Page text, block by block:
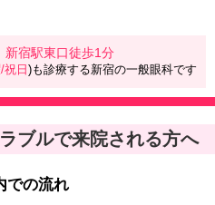
新宿駅東口徒歩1分
祝日 )も診療する新宿の一般眼科です
ブルで来院される方へ
での流れ